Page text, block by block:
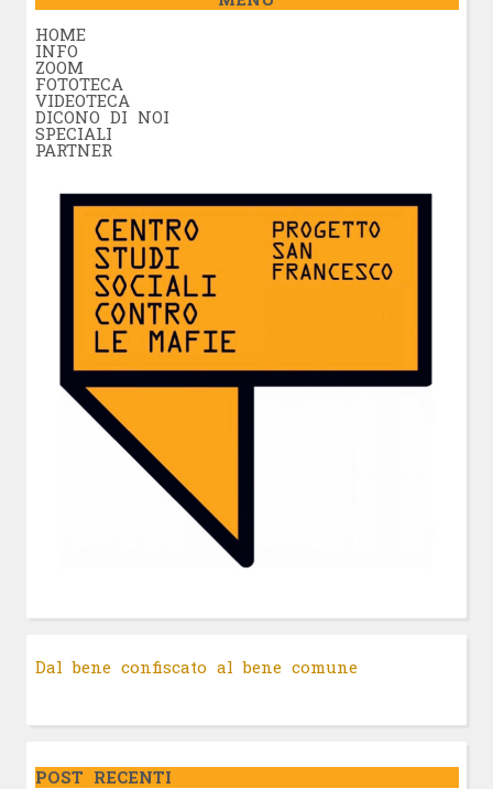
HOME
INFO
ZOOM
FOTOTECA
VIDEOTECA
DICONO DI NOI
SPECIALI
PARTNER
Dal bene confiscato al bene comune
POST RECENTI